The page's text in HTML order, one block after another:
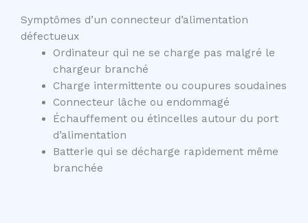
Symptômes d’un connecteur d’alimentation
défectueux
Ordinateur qui ne se charge pas malgré le
chargeur branché
Charge intermittente ou coupures soudaines
Connecteur lâche ou endommagé
Échauffement ou étincelles autour du port
d’alimentation
Batterie qui se décharge rapidement même
branchée